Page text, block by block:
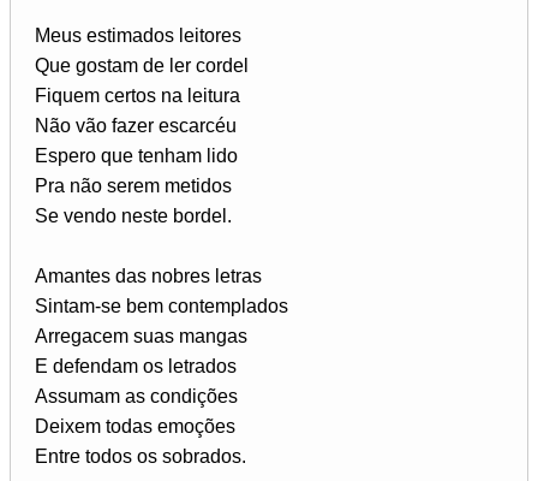
Meus estimados leitores
Que gostam de ler cordel
Fiquem certos na leitura
Não vão fazer escarcéu
Espero que tenham lido
Pra não serem metidos
Se vendo neste bordel.
Amantes das nobres letras
Sintam-se bem contemplados
Arregacem suas mangas
E defendam os letrados
Assumam as condições
Deixem todas emoções
Entre todos os sobrados.